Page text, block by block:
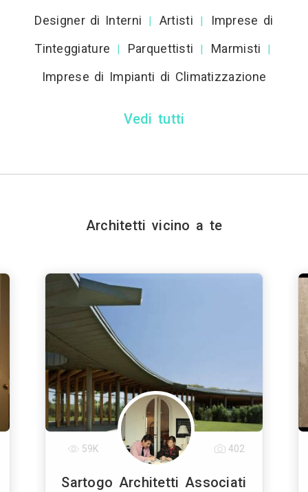
Designer di Interni | Artisti |
Imprese di
Tinteggiature
| Parquettisti | Marmisti |
Imprese di Impianti di Climatizzazione
Vedi tutti
Architetti vicino a te
Sartogo Architetti Associati
59K 402